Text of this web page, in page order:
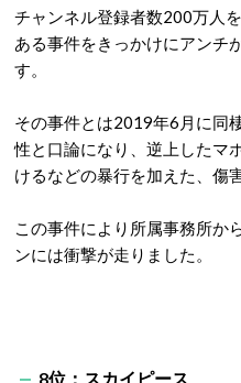
チャンネル登録者数200万人
ある事件をきっかけにアンチ
す。
その事件とは2019年6 月に同
性と口論になり、逆上したマ
けるなどの暴行を加えた、傷
この事件により所属事務所か
ンには衝撃が走りました。
8位：スカイピース